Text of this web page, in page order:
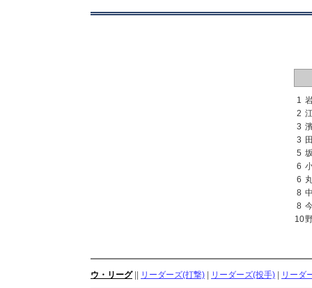
1
2
3
3
5
6
6
8
8
10
ウ・リーグ|| リーダーズ(打撃) リーダーズ(投手) リーダ